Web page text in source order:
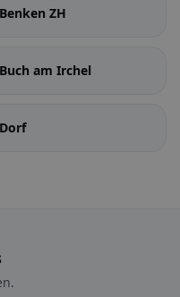
Benken ZH
Buch am Irchel
Dorf